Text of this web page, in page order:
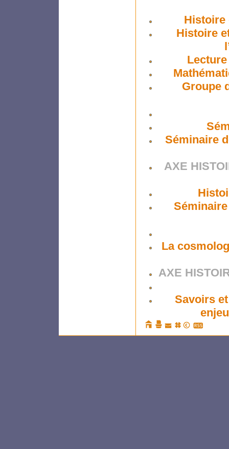
Histoire
Histoire
Groupe
Séminaire
AXE
La
AXE
Savoirs